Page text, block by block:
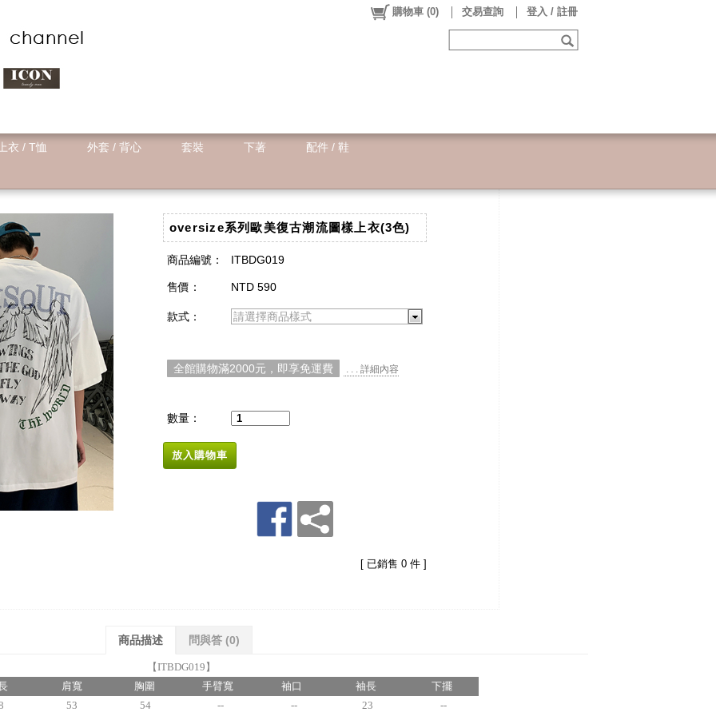
購物車 (0) 交易查詢 登入 / 註冊
衣 / T恤 外套 / 背心 套裝 下著 配件 / 鞋
oversize系列歐美復古潮流圖樣上衣(3色)
商品編號： ITBDG019
售價： NTD 590
款式： 請選擇商品樣式
全館購物滿2000元，即享免運費 . . . 詳細內容
數量：
放入購物車
[ 已銷售 0 件 ]
商品描述 問與答 (0)